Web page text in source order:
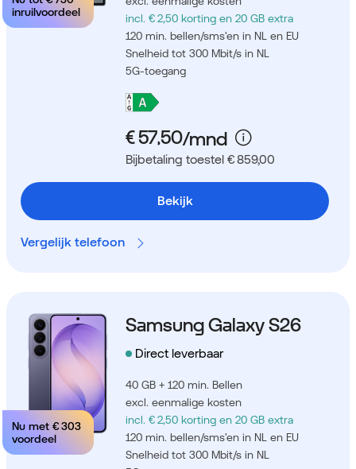
inruilvoordeel
incl. € 2,50 korting en 20 GB extra
120 min. bellen/sms'en in NL en EU
Snelheid tot 300 Mbit/s in NL
5G-toegang
Bijbetaling toestel € 859,00
Bekijk
Vergelijk telefoon
Nu met € 303
voordeel
Samsung Galaxy S26
Direct leverbaar
40 GB + 120 min. Bellen
excl. eenmalige kosten
incl. € 2,50 korting en 20 GB extra
120 min. bellen/sms'en in NL en EU
Snelheid tot 300 Mbit/s in NL